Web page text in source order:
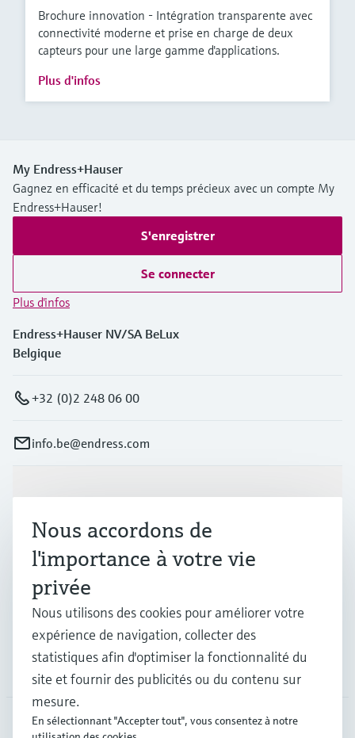
Brochure innovation - Intégration transparente avec
connectivité moderne et prise en charge de deux
capteurs pour une large gamme d'applications.
Plus d'infos
My Endress+Hauser
Gagnez en efficacité et du temps précieux avec un compte My
Endress+Hauser!
S'enregistrer
Se connecter
Plus d'infos
Endress+Hauser NV/SA BeLux
Belgique
+32 (0)2 248 06 00
info.be@endress.com
Produits et services
Industries
Support
Nous accordons de
l'importance à votre vie
privée
Nous utilisons des cookies pour améliorer votre
expérience de navigation, collecter des
statistiques afin d'optimiser la fonctionnalité du
site et fournir des publicités ou du contenu sur
mesure.
En sélectionnant "Accepter tout", vous consentez à notre